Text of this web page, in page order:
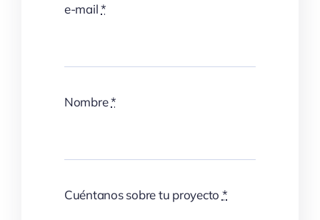
e-mail*
Nombre*
Cuéntanos sobre tu proyecto *